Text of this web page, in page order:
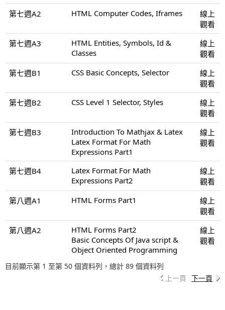
第七週A2
HTML Computer Codes, Iframes
線上
觀看
第七週A3
HTML Entities, Symbols, Id &
Classes
線上
觀看
第七週B1
CSS Basic Concepts, Selector
線上
觀看
第七週B2
CSS Level 1 Selector, Styles
線上
觀看
第七週B3
Introduction To Mathjax & Latex
Latex Format For Math
Expressions Part1
線上
觀看
第七週B4
Latex Format For Math
Expressions Part2
線上
觀看
第八週A1
HTML Forms Part1
線上
觀看
第八週A2
HTML Forms Part2
Basic Concepts Of Java script &
Object Oriented Programming
線上
觀看
目前顯示第 1 至第 50 個資料列，總計 89 個資料列
上一頁 下一頁